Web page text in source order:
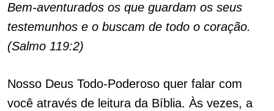
Bem-aventurados os que guardam os seus
testemunhos e o buscam de todo o coração.
(Salmo 119:2)
Nosso Deus Todo-Poderoso quer falar com
você através de leitura da Bíblia. Às vezes, a